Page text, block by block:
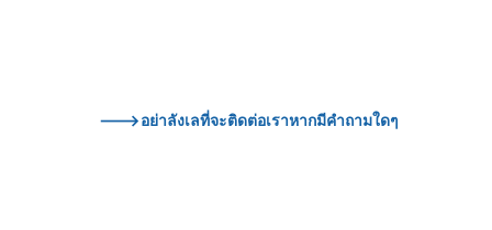
--->อย่าลังเลที่จะติดต่อเราหากมีคำถามใดๆ